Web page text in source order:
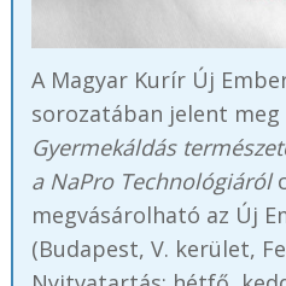
A Magyar Kurír Új
sorozatában jelent meg
Gyermekáldás
a NaPro Technológiáról
megvásárolható az Új
(Budapest, V. kerület,